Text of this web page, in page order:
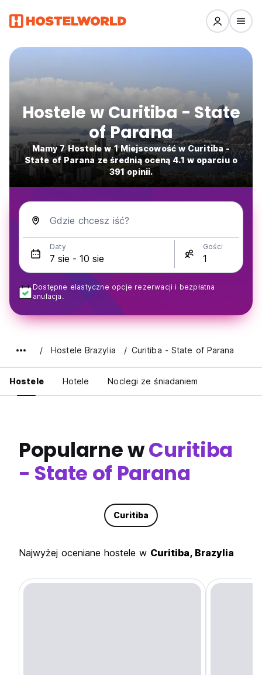
Hostele w Curitiba - State
of Parana
Mamy 7 Hostele w 1 Miejscowość w Curitiba -
State of Parana ze średnią oceną 4.1 w oparciu o
391 opinii.
Gdzie chcesz iść?
Daty Gości
Dostępne elastyczne opcje rezerwacji i bezpłatna
anulacja.
Hostele Brazylia Curitiba - State of Parana
Hostele Hotele Noclegi ze śniadaniem
Popularne wCuritiba
- State of Parana
Curitiba
Najwyżej oceniane hostele w Curitiba, Brazylia